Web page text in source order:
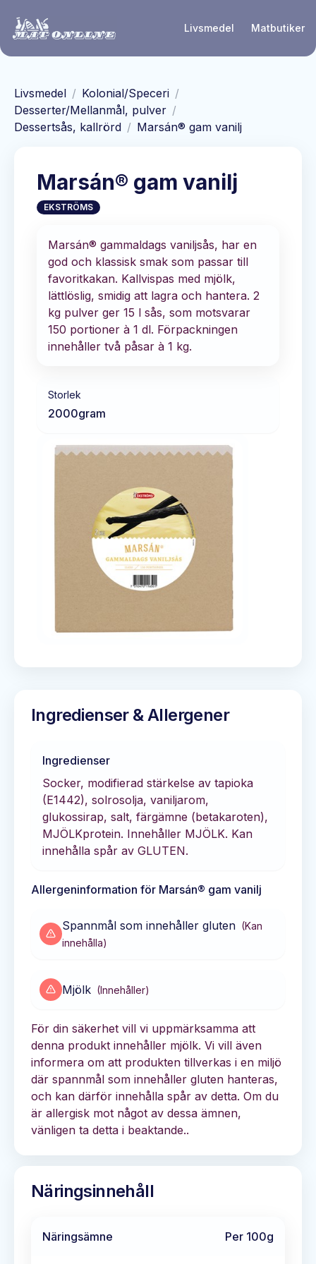
Livsmedel Matbutiker
Livsmedel / Kolonial/Speceri /
Desserter/Mellanmål, pulver /
Dessertsås, kallrörd / Marsán® gam vanilj
Marsán® gam vanilj
EKSTRÖMS
Marsán® gammaldags vaniljsås, har en
god och klassisk smak som passar till
favoritkakan. Kallvispas med mjölk,
lättlöslig, smidig att lagra och hantera. 2
kg pulver ger 15 l sås, som motsvarar
150 portioner à 1 dl. Förpackningen
innehåller två påsar à 1 kg.
Storlek
2000gram
Ingredienser & Allergener
Ingredienser
Socker, modifierad stärkelse av tapioka
(E1442), solrosolja, vaniljarom,
glukossirap, salt, färgämne (betakaroten),
MJÖLKprotein. Innehåller MJÖLK. Kan
innehålla spår av GLUTEN.
Allergeninformation för Marsán® gam vanilj
Spannmål som innehåller gluten (Kan
innehålla)
Mjölk (Innehåller)
För din säkerhet vill vi uppmärksamma att
denna produkt innehåller mjölk. Vi vill även
informera om att produkten tillverkas i en miljö
där spannmål som innehåller gluten hanteras,
och kan därför innehålla spår av detta. Om du
är allergisk mot något av dessa ämnen,
vänligen ta detta i beaktande..
Näringsinnehåll
Näringsämne Per 100g